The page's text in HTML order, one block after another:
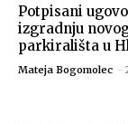
Potpisani
izgradnju
parkirališta u
Mateja Bogomolec -